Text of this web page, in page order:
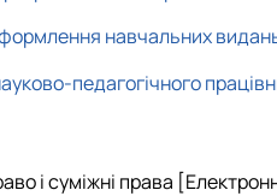
навчальних
педагогічного
і суміжні права